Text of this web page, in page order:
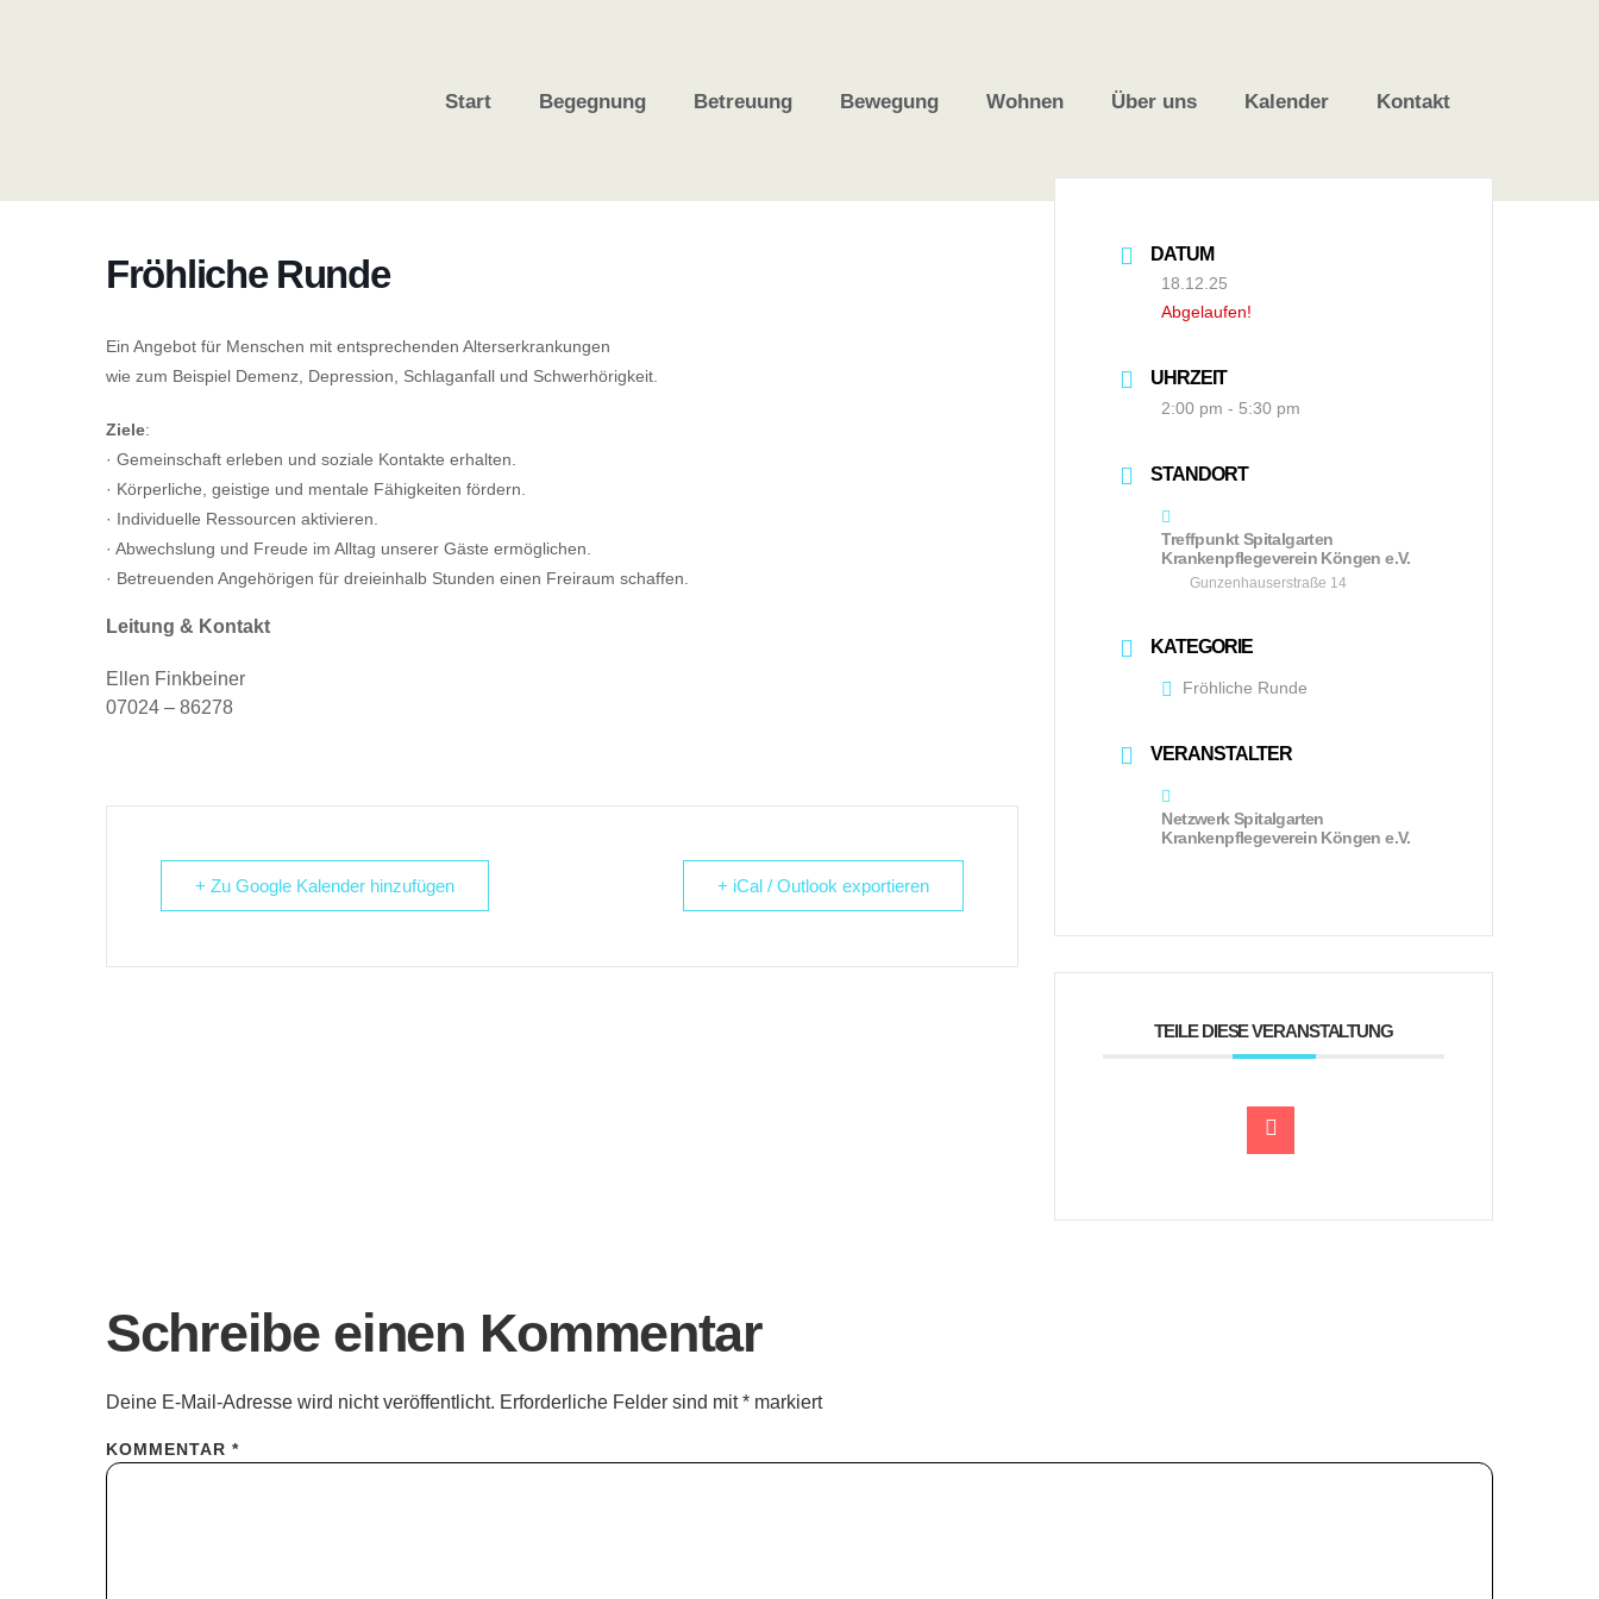
Start Begegnung Betreuung Bewegung Wohnen Über uns Kalender Kontakt
Fröhliche Runde
Ein Angebot für Menschen mit entsprechenden Alterserkrankungen
wie zum Beispiel Demenz, Depression, Schlaganfall und Schwerhörigkeit.
Ziele:
· Gemeinschaft erleben und soziale Kontakte erhalten.
· Körperliche, geistige und mentale Fähigkeiten fördern.
· Individuelle Ressourcen aktivieren.
· Abwechslung und Freude im Alltag unserer Gäste ermöglichen.
· Betreuenden Angehörigen für dreieinhalb Stunden einen Freiraum schaffen.
Leitung & Kontakt
Ellen Finkbeiner
07024 – 86278
+ Zu Google Kalender hinzufügen + iCal / Outlook exportieren
DATUM
18.12.25
Abgelaufen!
UHRZEIT
2:00 pm - 5:30 pm
STANDORT
Treffpunkt Spitalgarten
Krankenpflegeverein Köngen e.V.
Gunzenhauserstraße 14
KATEGORIE
Fröhliche Runde
VERANSTALTER
Netzwerk Spitalgarten
Krankenpflegeverein Köngen e.V.
TEILE DIESE VERANSTALTUNG
Schreibe einen Kommentar
Deine E-Mail-Adresse wird nicht veröffentlicht. Erforderliche Felder sind mit* markiert
KOMMENTAR *